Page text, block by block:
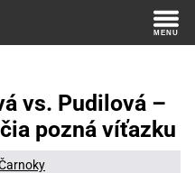
vs. Pudilová –
pozná víťazku